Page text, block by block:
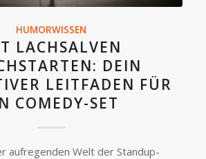
HUMORWISSEN
LACHSALVEN
DEIN
LEITFADEN FÜR
COMEDY-SET
aufregenden Welt der Standup-